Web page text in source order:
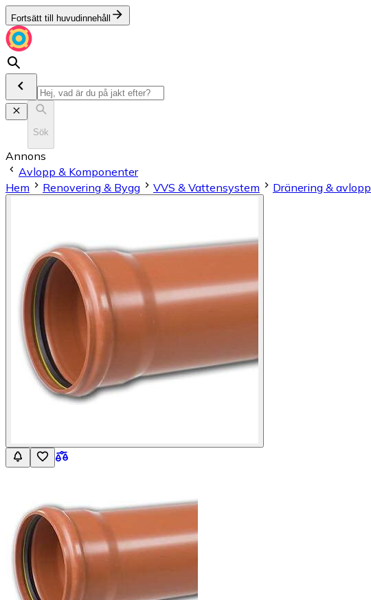
Fortsätt till huvudinnehåll
Sök
Annons
Avlopp & Komponenter
Hem
Renovering & Bygg VVS & Vattensystem Dränering & avlopp